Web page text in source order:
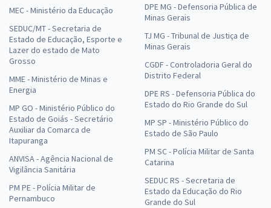
MEC - Ministério da Educação
SEDUC/MT - Secretaria de
Estado de Educação, Esporte e
Lazer do estado de Mato
Grosso
MME - Ministério de Minas e
Energia
MP GO - Ministério Público do
Estado de Goiás - Secretário
Auxiliar da Comarca de
Itapuranga
ANVISA - Agência Nacional de
Vigilância Sanitária
PM PE - Polícia Militar de
Pernambuco
DPE MG - Defensoria Pública de
Minas Gerais
TJ MG - Tribunal de Justiça de
Minas Gerais
CGDF - Controladoria Geral do
Distrito Federal
DPE RS - Defensoria Pública do
Estado do Rio Grande do Sul
MP SP - Ministério Público do
Estado de São Paulo
PM SC - Polícia Militar de Santa
Catarina
SEDUC RS - Secretaria de
Estado da Educação do Rio
Grande do Sul